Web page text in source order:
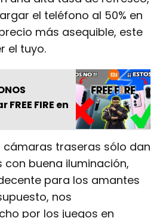
el teléfono al 50% en
más asequible, este
el tuyo.
FIRE en
cámaras traseras sólo dan
buena iluminación,
para los amantes
nos
por los juegos en